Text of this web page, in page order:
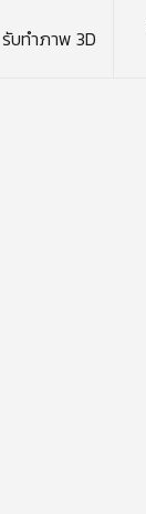
รับทำภาพ 3D